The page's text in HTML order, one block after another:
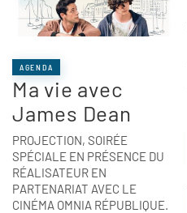
AGENDA
Ma vie avec
James Dean
PROJECTION, SOIRÉE
SPÉCIALE EN PRÉSENCE DU
RÉALISATEUR EN
PARTENARIAT AVEC LE
CINÉMA OMNIA RÉPUBLIQUE.